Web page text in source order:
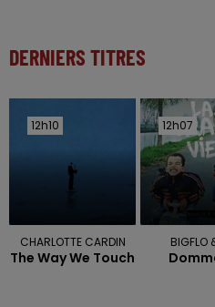
DERNIERS TITRES
12h10
12h10
CHARLOTTE CARDIN
The Way We Touch
12h07
12h07
BIGFLO